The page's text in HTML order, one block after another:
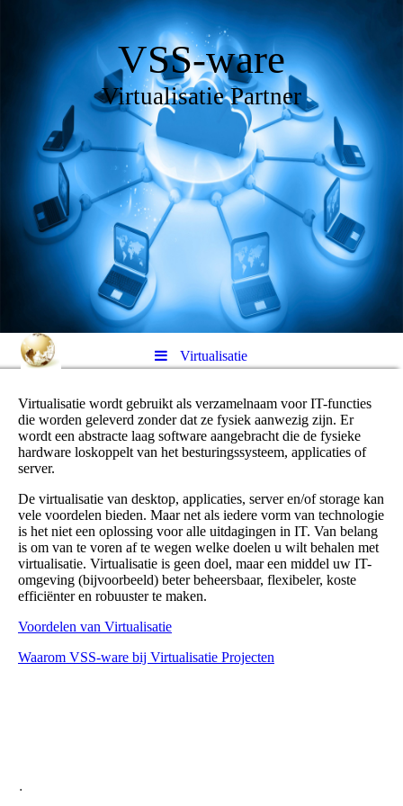
VSS-ware
Virtualisatie Partner
Virtualisatie
Virtualisatie wordt gebruikt als verzamelnaam voor IT-functies
die worden geleverd zonder dat ze fysiek aanwezig zijn. Er
wordt een abstracte laag software aangebracht die de fysieke
hardware loskoppelt van het besturingssysteem, applicaties of
server.
De virtualisatie van desktop, applicaties, server en/of storage kan
vele voordelen bieden. Maar net als iedere vorm van technologie
is het niet een oplossing voor alle uitdagingen in IT. Van belang
is om van te voren af te wegen welke doelen u wilt behalen met
virtualisatie. Virtualisatie is geen doel, maar een middel uw IT-
omgeving (bijvoorbeeld) beter beheersbaar, flexibeler, koste
efficiënter en robuuster te maken.
Voordelen van Virtualisatie
Waarom VSS-ware bij Virtualisatie Projecten
.